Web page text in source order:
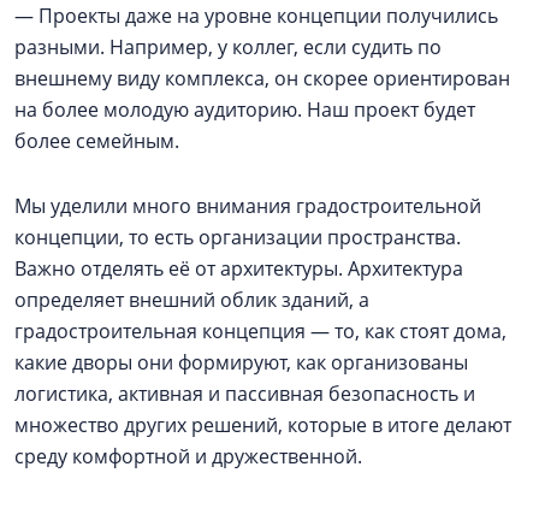
— Проекты даже на уровне концепции получились
разными. Например, у коллег, если судить по
внешнему виду комплекса, он скорее ориентирован
на более молодую аудиторию. Наш проект будет
более семейным.
Мы уделили много внимания градостроительной
концепции, то есть организации пространства.
Важно отделять её от архитектуры. Архитектура
определяет внешний облик зданий, а
градостроительная концепция — то, как стоят дома,
какие дворы они формируют, как организованы
логистика, активная и пассивная безопасность и
множество других решений, которые в итоге делают
среду комфортной и дружественной.